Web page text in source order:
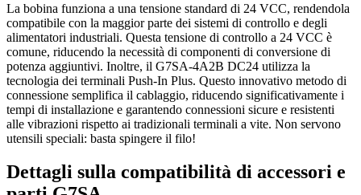
La bobina funziona a una tensione standard di 24 VCC, rendendola
compatibile con la maggior parte dei sistemi di controllo e degli
alimentatori industriali. Questa tensione di controllo a 24 VCC è
comune, riducendo la necessità di componenti di conversione di
potenza aggiuntivi. Inoltre, il G7SA-4A2B DC24 utilizza la
tecnologia dei terminali Push-In Plus. Questo innovativo metodo di
connessione semplifica il cablaggio, riducendo significativamente i
tempi di installazione e garantendo connessioni sicure e resistenti
alle vibrazioni rispetto ai tradizionali terminali a vite. Non servono
utensili speciali: basta spingere il filo!
Dettagli sulla compatibilità di accessori e